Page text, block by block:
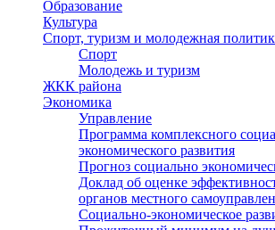
Образование
Культура
Спорт, туризм и молодежная
Спорт
Молодежь и туризм
ЖКК района
Экономика
Управление
Программа комплексного
экономического развития
Прогноз социально
Доклад об оценке
органов местного
Социально-экономическое